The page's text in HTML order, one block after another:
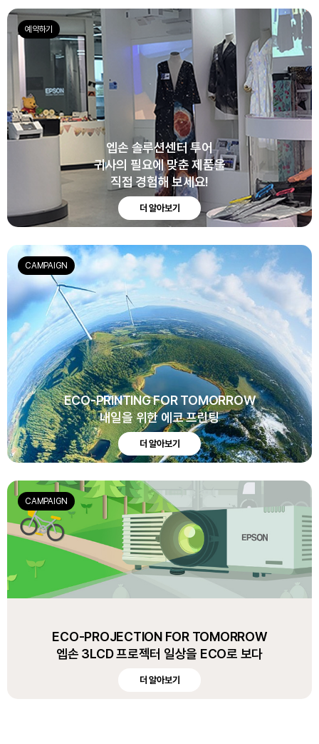
엡손 솔루션센터 투어
귀사의 필요에 맞춘 제품을
직접 경험해 보세요!
더 알아보기
예약하기
ECO-PRINTING FOR TOMORROW
내일을 위한 에코 프린팅
더 알아보기
CAMPAIGN
ECO-PROJECTION FOR TOMORROW
엡손 3LCD 프로젝터 일상을 ECO로 보다
더 알아보기
CAMPAIGN